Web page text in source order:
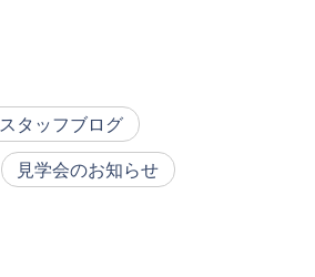
スタッフブログ
見学会のお知らせ